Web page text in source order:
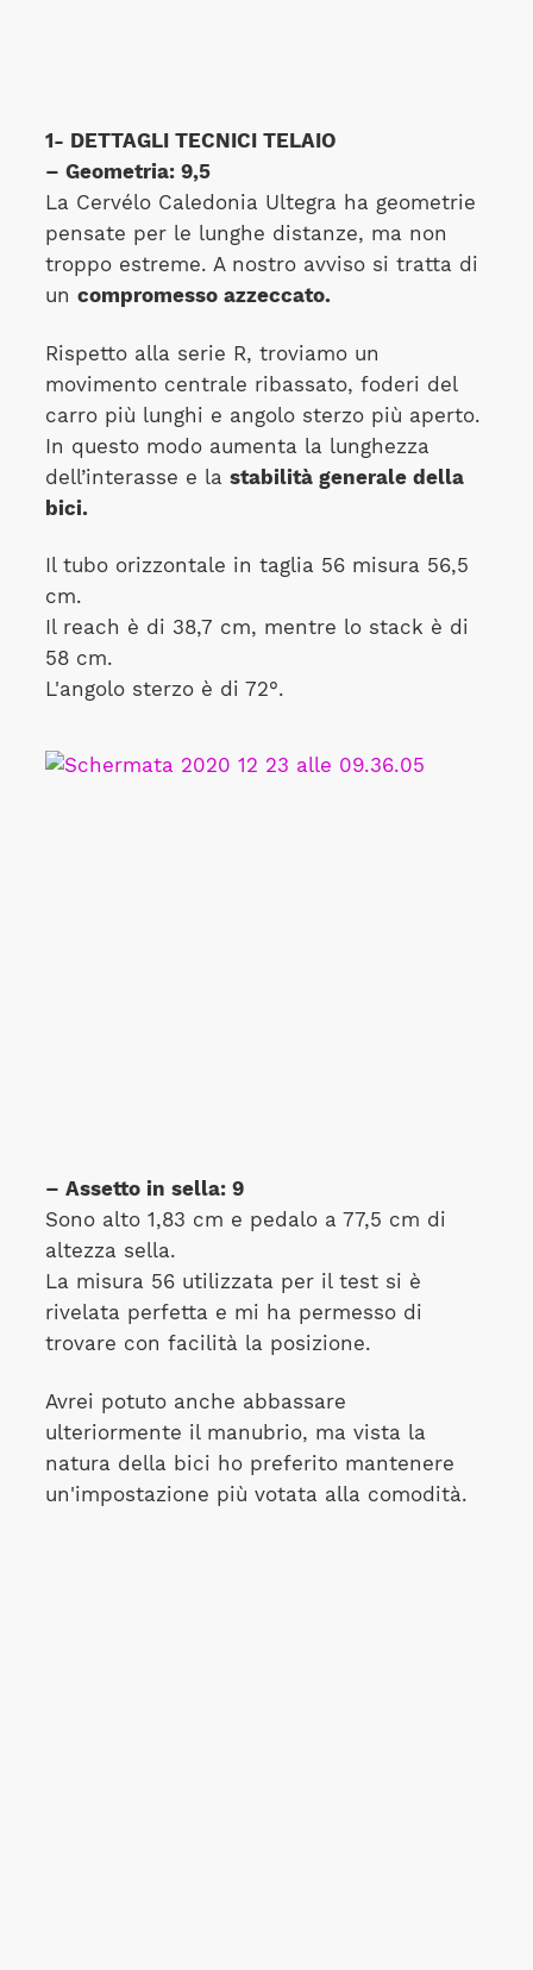
1- DETTAGLI TECNICI TELAIO
– Geometria: 9,5
La Cervélo Caledonia Ultegra ha geometrie
pensate per le lunghe distanze, ma non
troppo estreme. A nostro avviso si tratta di
un compromesso azzeccato.
Rispetto alla serie R, troviamo un
movimento centrale ribassato, foderi del
carro più lunghi e angolo sterzo più aperto.
In questo modo aumenta la lunghezza
dell’interasse e la stabilità generale della
bici.
Il tubo orizzontale in taglia 56 misura 56,5
cm.
Il reach è di 38,7 cm, mentre lo stack è di
58 cm.
L'angolo sterzo è di 72°.
– Assetto in sella: 9
Sono alto 1,83 cm e pedalo a 77,5 cm di
altezza sella.
La misura 56 utilizzata per il test si è
rivelata perfetta e mi ha permesso di
trovare con facilità la posizione.
Avrei potuto anche abbassare
ulteriormente il manubrio, ma vista la
natura della bici ho preferito mantenere
un'impostazione più votata alla comodità.